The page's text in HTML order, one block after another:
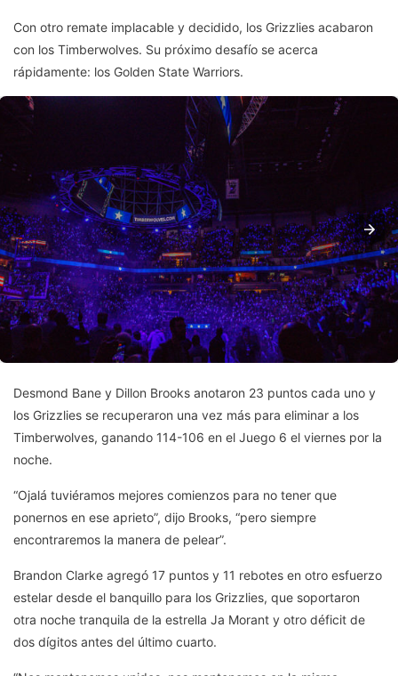
Con otro remate implacable y decidido, los Grizzlies acabaron
con los Timberwolves. Su próximo desafío se acerca
rápidamente: los Golden State Warriors.
Desmond Bane y Dillon Brooks anotaron 23 puntos cada uno y
los Grizzlies se recuperaron una vez más para eliminar a los
Timberwolves, ganando 114-106 en el Juego 6 el viernes por la
noche.
“Ojalá tuviéramos mejores comienzos para no tener que
ponernos en ese aprieto”, dijo Brooks, “pero siempre
encontraremos la manera de pelear”.
Brandon Clarke agregó 17 puntos y 11 rebotes en otro esfuerzo
estelar desde el banquillo para los Grizzlies, que soportaron
otra noche tranquila de la estrella Ja Morant y otro déficit de
dos dígitos antes del último cuarto.